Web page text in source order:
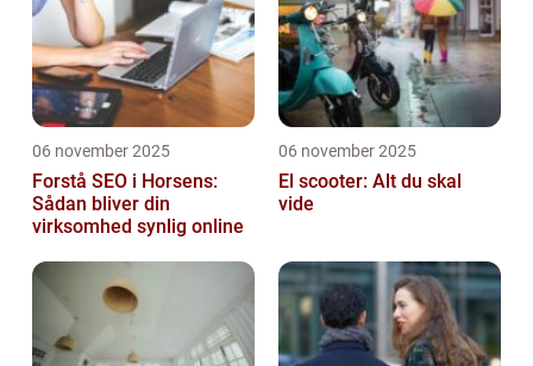
06 november 2025
Forstå SEO i Horsens:
Sådan bliver din
virksomhed synlig online
06 november 2025
El scooter: Alt du skal
vide